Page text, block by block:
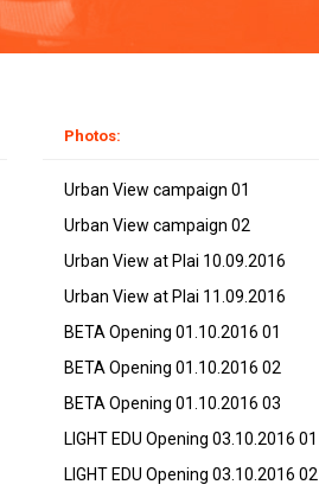
Photos:
Urban View campaign 01
Urban View campaign 02
Urban View at Plai 10.09.2016
Urban View at Plai 11.09.2016
BETA Opening 01.10.2016 01
BETA Opening 01.10.2016 02
BETA Opening 01.10.2016 03
LIGHT EDU Opening 03.10.2016 01
LIGHT EDU Opening 03.10.2016 02